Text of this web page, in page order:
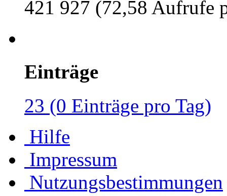
421 927 (72,58 Aufrufe
Einträge
23 (0 Einträge pro Tag)
Hilfe
Impressum
Nutzungsbestimmungen